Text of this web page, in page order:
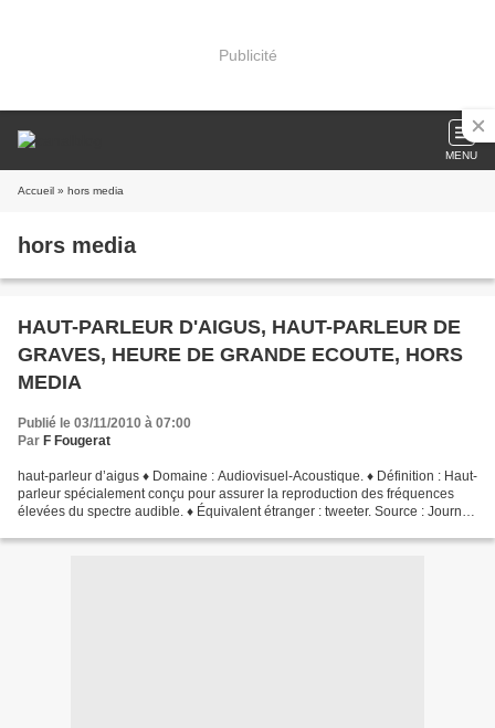
Publicité
MENU
Accueil » hors media
hors media
HAUT-PARLEUR D'AIGUS, HAUT-PARLEUR DE
GRAVES, HEURE DE GRANDE ECOUTE, HORS
MEDIA
Publié le 03/11/2010 à 07:00
Par F Fougerat
haut-parleur d’aigus ♦ Domaine : Audiovisuel-Acoustique. ♦ Définition : Haut-
parleur spécialement conçu pour assurer la reproduction des fréquences
élevées du spectre audible. ♦ Équivalent étranger : tweeter. Source : Journal